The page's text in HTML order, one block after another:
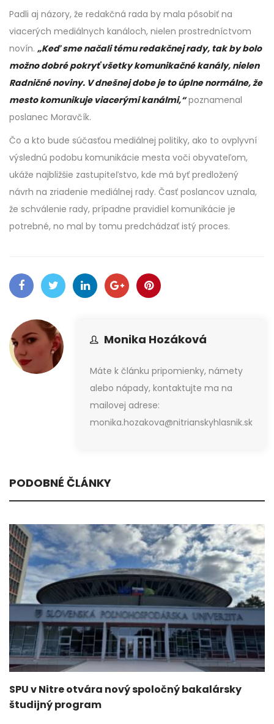
Padli aj názory, že redakčná rada by mala pôsobiť na
viacerých mediálnych kanáloch, nielen prostredníctvom
novín. „Keď sme načali tému redakčnej rady, tak by bolo
možno dobré pokryť všetky komunikačné kanály, nielen
Radničné noviny. V dnešnej dobe je to úplne normálne, že
mesto komunikuje viacerými kanálmi,“poznamenal
poslanec Moravčík.
Čo a kto bude súčasťou mediálnej politiky, ako to ovplyvní
výslednú podobu komunikácie mesta voči obyvateľom,
ukáže najbližšie zastupiteľstvo, kde má byť predložený
návrh na zriadenie mediálnej rady. Časť poslancov uznala,
že schválenie rady, prípadne pravidiel komunikácie je
potrebné, no mal by tomu predchádzať istý proces.
Monika Hozáková
Máte k článku pripomienky, námety
alebo nápady, kontaktujte ma na
mailovej adrese:
monika.hozakova@nitrianskyhlasnik.sk
PODOBNÉ ČLÁNKY
SPU v Nitre otvára nový spoločný bakalársky
študijný program